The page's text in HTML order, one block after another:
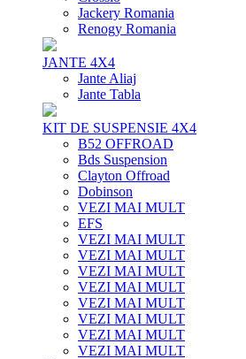
Jackery Romania
Renogy Romania
JANTE 4X4
Jante Aliaj
Jante Tabla
KIT DE SUSPENSIE 4X4
B52 OFFROAD
Bds Suspension
Clayton Offroad
Dobinson
VEZI MAI MULT
EFS
VEZI MAI MULT
VEZI MAI MULT
VEZI MAI MULT
VEZI MAI MULT
VEZI MAI MULT
VEZI MAI MULT
VEZI MAI MULT
VEZI MAI MULT